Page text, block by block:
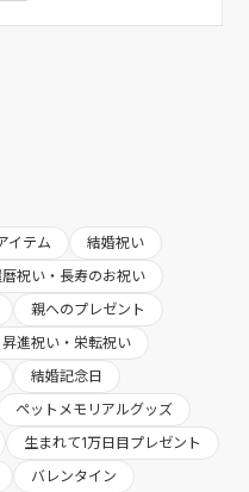
イテム
結婚祝い
暦祝い・長寿のお祝い
親へのプレゼント
昇進祝い・栄転祝い
結婚記念日
ペットメモリアルグッズ
生まれて1万日目プレゼント
バレンタイン